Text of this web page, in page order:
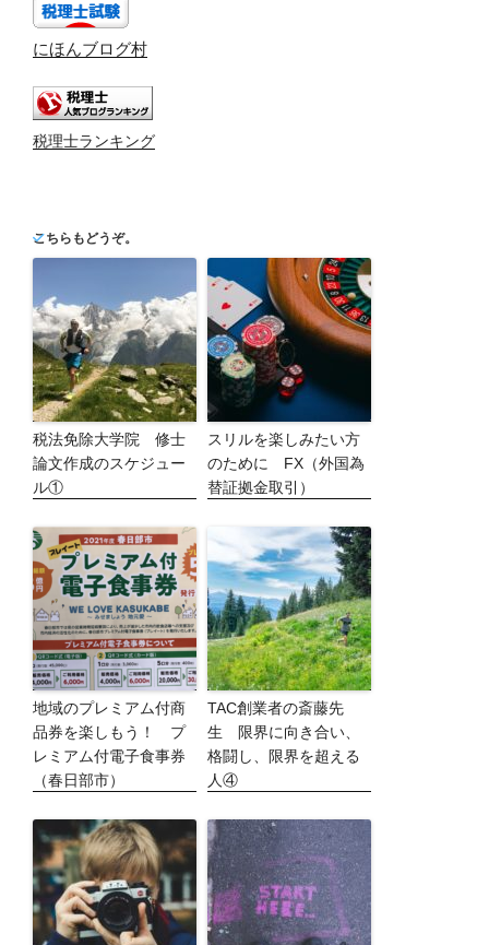
にほんブログ村
税理士ランキング
こちらもどうぞ。
税法免除大学院 修士
論文作成のスケジュー
ル①
スリルを楽しみたい方
のために FX（外国為
替証拠金取引）
地域のプレミアム付商
品券を楽しもう！ プ
レミアム付電子食事券
（春日部市）
TAC創業者の斎藤先
生 限界に向き合い、
格闘し、限界を超える
人④